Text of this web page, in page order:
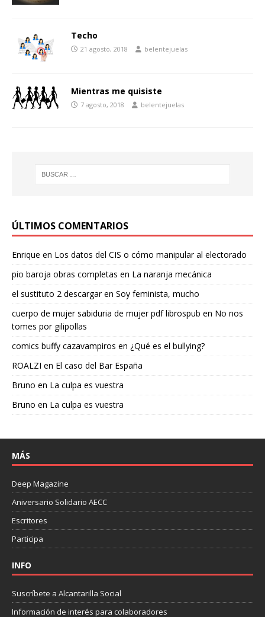
Techo
21 agosto, 2018 belentejuelas
Mientras me quisiste
7 agosto, 2018 belentejuelas
ÚLTIMOS COMENTARIOS
Enrique en Los datos del CIS o cómo manipular al electorado
pio baroja obras completas en La naranja mecánica
el sustituto 2 descargaren Soy feminista, mucho
cuerpo de mujer sabiduria de mujer pdf librospub en No nos
tomes por gilipollas
comics buffy cazavampiros en ¿Qué es el bullying?
ROALZI en El caso del Bar España
Bruno en La culpa es vuestra
Bruno en La culpa es vuestra
MÁS
Deep Magazine
Aniversario Solidario AECC
Escritores
Participa
INFO
Suscríbete a Alcantarilla Social
Información de interés para colaboradores